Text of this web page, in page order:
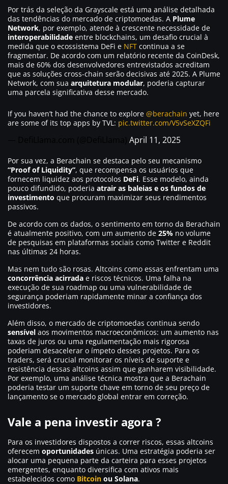
Por trás da seleção da Grayscale está uma análise detalhada
das tendências do mercado de criptomoedas. A Plume
Network, por exemplo, atende à crescente necessidade de
interoperabilidade entre blockchains, um desafio crucial à
medida que o ecossistema DeFi e NFT continua a se
fragmentar. De acordo com um relatório recente da CoinDesk,
mais de 60% dos desenvolvedores entrevistados acreditam
que as soluções cross-chain serão decisivas até 2025. A Plume
Network, com sua arquitetura modular, poderia capturar
uma parcela significativa desse mercado.
If you haven’t had the chance to explore @berachain yet, here
are some of its top apps by TVL: pic.twitter.com/V5vSeXZQFi
April 11, 2025
Por sua vez, a Berachain se destaca pelo seu mecanismo
“Proof of Liquidity”, que recompensa os usuários que
fornecem liquidez aos protocolos DeFi. Esse modelo, ainda
pouco difundido, poderia atrair as baleias e os fundos de
investimento que procuram maximizar seus rendimentos
passivos.
De acordo com os dados, o sentimento em torno da Berachain
é atualmente positivo, com um aumento de 25% no volume
de pesquisas em plataformas sociais como Twitter e Reddit
nas últimas 24 horas.
Mas nem tudo são rosas. Altcoins como essas enfrentam uma
concorrência acirrada e riscos técnicos. Uma falha na
execução de sua roadmap ou uma vulnerabilidade de
segurança poderiam rapidamente minar a confiança dos
investidores.
Além disso, o mercado de criptomoedas continua sendo
sensível aos movimentos macroeconômicos: um aumento nas
taxas de juros ou uma regulamentação mais rigorosa
poderiam desacelerar o ímpeto desses projetos. Para os
traders, será crucial monitorar os níveis de suporte e
resistência dessas altcoins assim que ganharem visibilidade.
Por exemplo, uma análise técnica mostra que a Berachain
poderia testar um suporte chave em torno de seu preço de
lançamento se o mercado global entrar em correção.
Vale a pena investir agora ?
Para os investidores dispostos a correr riscos, essas altcoins
oferecem oportunidades únicas. Uma estratégia poderia ser
alocar uma pequena parte da carteira para esses projetos
emergentes, enquanto diversifica com ativos mais
estabelecidos como Bitcoin ou Solana.